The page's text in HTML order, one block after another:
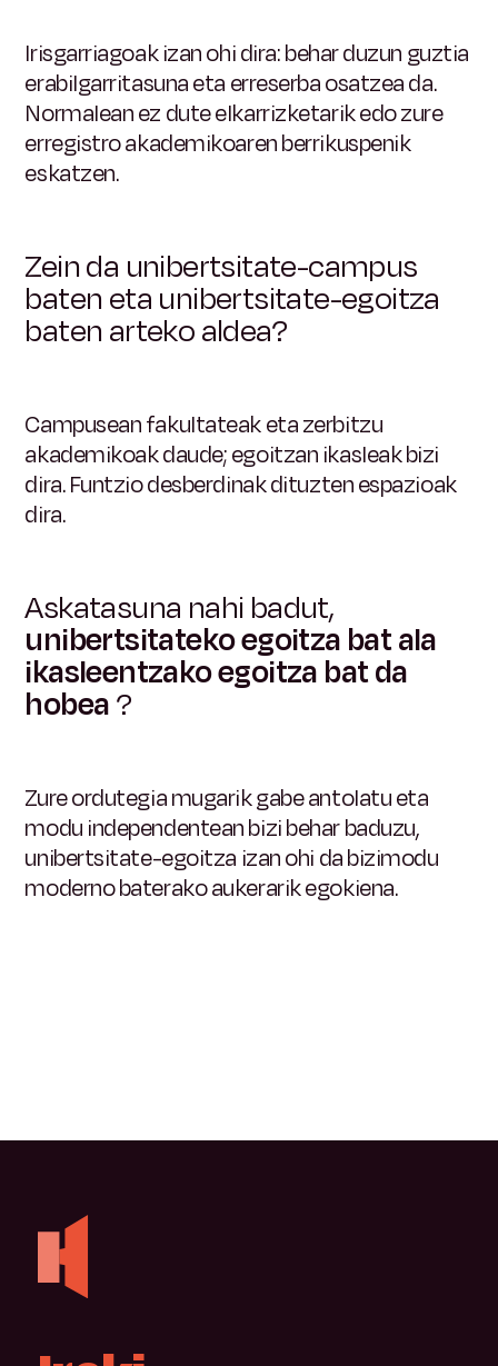
Irisgarriagoak izan ohi dira: behar duzun guztia
erabilgarritasuna eta erreserba osatzea da.
Normalean ez dute elkarrizketarik edo zure
erregistro akademikoaren berrikuspenik
eskatzen.
Zein da unibertsitate-campus
baten eta unibertsitate-egoitza
baten arteko aldea?
Campusean fakultateak eta zerbitzu
akademikoak daude; egoitzan ikasleak bizi
dira. Funtzio desberdinak dituzten espazioak
dira.
Askatasuna nahi badut,
unibertsitateko egoitza bat ala
ikasleentzako egoitza batda
hobea?
Zure ordutegia mugarik gabe antolatu eta
modu independentean bizi behar baduzu,
unibertsitate-egoitza izan ohi da bizimodu
moderno baterako aukerarik egokiena.